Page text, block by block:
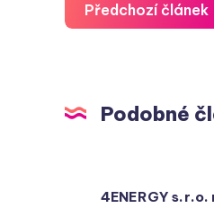
Předchozí článek
Podobné
4ENERGY